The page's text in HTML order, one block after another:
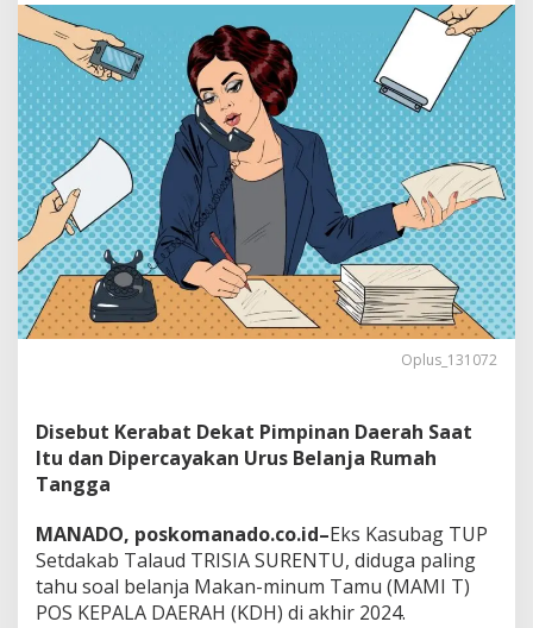
T
POS
KDH
di
Akhir
2024
Oplus_131072
Disebut Kerabat Dekat Pimpinan Daerah Saat
Itu dan Dipercayakan Urus Belanja Rumah
Tangga
MANADO, poskomanado.co.id–Eks Kasubag TUP
Setdakab Talaud TRISIA SURENTU, diduga paling
tahu soal belanja Makan-minum Tamu (MAMI T)
POS KEPALA DAERAH (KDH) di akhir 2024.